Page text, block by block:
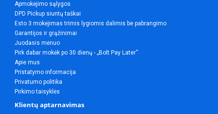
Apmokėjimo sąlygos
DPD Pickup siuntų taškai
Esto 3 mokėjimas trimis lygiomis dalimis be pabrangimo
Garantijos ir grąžinimai
Juodasis mėnuo
Pirk dabar mokėk po 30 dienų - „Bolt Pay Later“
Apie mus
Pristatymo informacija
Privatumo politika
Pirkimo taisyklės
Klientų aptarnavimas